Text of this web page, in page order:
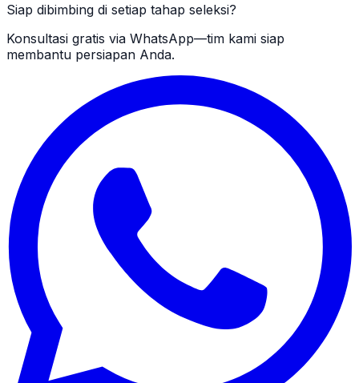
Siap dibimbing di setiap tahap seleksi?
Konsultasi gratis via WhatsApp—tim kami siap
membantu persiapan Anda.